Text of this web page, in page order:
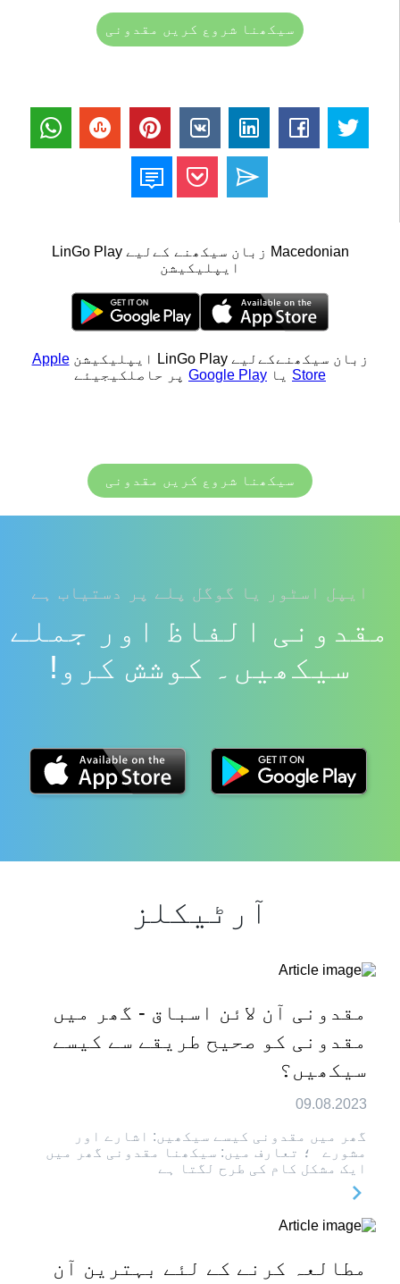
سیکھنا شروع کریں مقدونی
Macedonian زبان سیکھنے کےلیے LinGo Play
ایپلیکیشن
زبان سیکھنےکےلیے LinGo Play ایپلیکیشن
Apple
Store یا Google Play پر حاصلکیجیئے
سیکھنا شروع کریں مقدونی
ایپل اسٹور یا گوگل پلے پر دستیاب ہے
مقدونی الفاظ اور جملے
سیکھیں۔ کوشش کرو!
آرٹیکلز
مقدونی آن لائن اسباق - گھر میں
مقدونی کو صحیح طریقے سے کیسے
سیکھیں؟
09.08.2023
گھر میں مقدونی کیسے سیکھیں: اشارے اور
مشورے ؛ تعارف میں: سیکھنا مقدونی گھر میں
ایک مشکل کام کی طرح لگتا ہے
مطالعہ کرنے کے لئے بہترین آن